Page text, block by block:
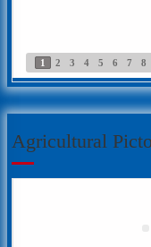
1 2 3 4 5 6 7 8
Agricultural